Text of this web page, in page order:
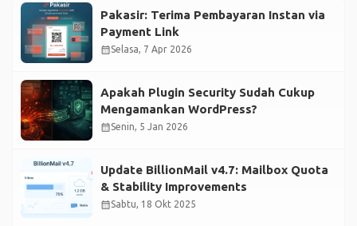
Pakasir: Terima Pembayaran Instan via
Payment Link
calendar_monthSelasa, 7 Apr 2026
Apakah Plugin Security Sudah Cukup
Mengamankan WordPress?
calendar_monthSenin, 5 Jan 2026
Update BillionMail v4.7: Mailbox Quota
& Stability Improvements
calendar_monthSabtu, 18 Okt 2025